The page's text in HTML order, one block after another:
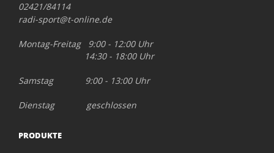
02421/84114
radi-sport@t-online.de
Montag-Freitag 9:00 - 12:00 Uhr
14:30 - 18:00 Uhr
Samstag 9:00 - 13:00 Uhr
Dienstag geschlossen
PRODUKTE